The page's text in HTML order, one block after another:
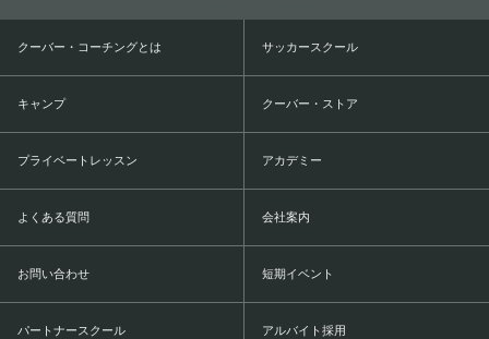
クーバー・コーチングとは サッカースクール
キャンプ クーバー・ストア
プライベートレッスン アカデミー
よくある質問 会社案内
お問い合わせ 短期イベント
パートナースクール アルバイト採用